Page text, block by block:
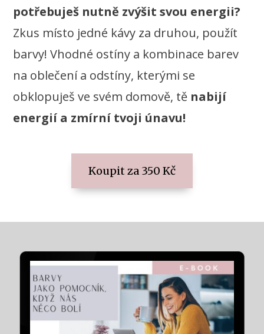
potřebuješ nutně zvýšit svou energii?
Zkus místo jedné kávy za druhou, použít
barvy! Vhodné ostíny a kombinace barev
na oblečení a odstíny, kterými se
obklopuješ ve svém domově, tě nabijí
energií a zmírní tvoji únavu!
Koupit za 350 Kč